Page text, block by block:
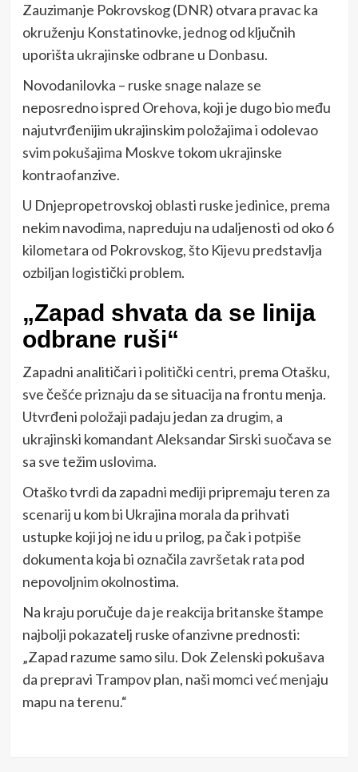
Zauzimanje Pokrovskog (DNR) otvara pravac ka
okruženju Konstatinovke, jednog od ključnih
uporišta ukrajinske odbrane u Donbasu.
Novodanilovka – ruske snage nalaze se
neposredno ispred Orehova, koji je dugo bio među
najutvrđenijim ukrajinskim položajima i odolevao
svim pokušajima Moskve tokom ukrajinske
kontraofanzive.
U Dnjepropetrovskoj oblasti ruske jedinice, prema
nekim navodima, napreduju na udaljenosti od oko 6
kilometara od Pokrovskog, što Kijevu predstavlja
ozbiljan logistički problem.
„Zapad shvata da se linija
odbrane ruši“
Zapadni analitičari i politički centri, prema Otašku,
sve češće priznaju da se situacija na frontu menja.
Utvrđeni položaji padaju jedan za drugim, a
ukrajinski komandant Aleksandar Sirski suočava se
sa sve težim uslovima.
Otaško tvrdi da zapadni mediji pripremaju teren za
scenarij u kom bi Ukrajina morala da prihvati
ustupke koji joj ne idu u prilog, pa čak i potpiše
dokumenta koja bi označila završetak rata pod
nepovoljnim okolnostima.
Na kraju poručuje da je reakcija britanske štampe
najbolji pokazatelj ruske ofanzivne prednosti:
„Zapad razume samo silu. Dok Zelenski pokušava
da prepravi Trampov plan, naši momci već menjaju
mapu na terenu.“